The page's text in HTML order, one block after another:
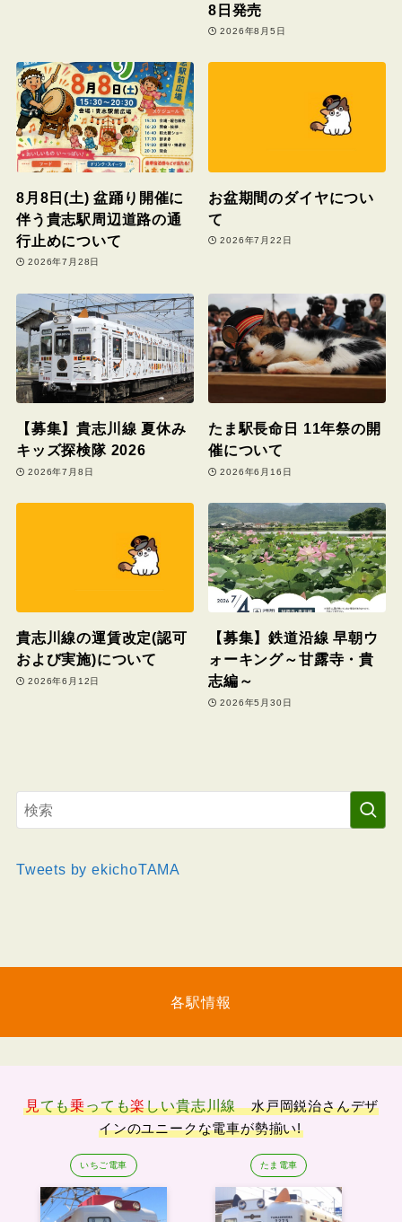
8日発売
2026年8月5日
8月8日(土) 盆踊り開催に
伴う貴志駅周辺道路の通
行止めについて
2026年7月28日
お盆期間のダイヤについ
て
2026年7月22日
【募集】貴志川線 夏休み
キッズ探検隊 2026
2026年7月8日
たま駅長命日 11年祭の開
催について
2026年6月16日
貴志川線の運賃改定(認可
および実施)について
2026年6月12日
【募集】鉄道沿線 早朝ウ
ォーキング～甘露寺・貴
志編～
2026年5月30日
Tweets by ekichoTAMA
各駅情報
見ても乗っても楽しい貴志川線
水戸岡鋭治さんデザ
インのユニークな電車が勢揃い!
いちご電車 たま電車